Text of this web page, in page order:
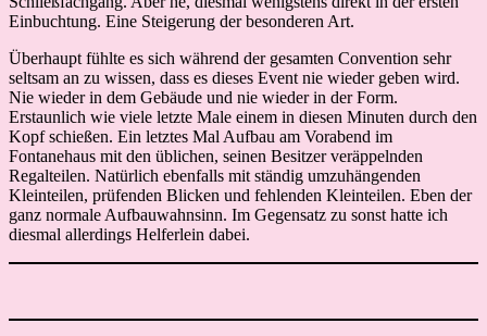
Einbuchtung. Eine Steigerung der besonderen Art.
Überhaupt fühlte es sich während der gesamten Convention sehr
seltsam an zu wissen, dass es dieses Event nie wieder geben wird.
Nie wieder in dem Gebäude und nie wieder in der Form.
Erstaunlich wie viele letzte Male einem in diesen Minuten durch den
Kopf schießen. Ein letztes Mal Aufbau am Vorabend im
Fontanehaus mit den üblichen, seinen Besitzer veräppelnden
Regalteilen. Natürlich ebenfalls mit ständig umzuhängenden
Kleinteilen, prüfenden Blicken und fehlenden Kleinteilen. Eben der
ganz normale Aufbauwahnsinn. Im Gegensatz zu sonst hatte ich
diesmal allerdings Helferlein dabei.